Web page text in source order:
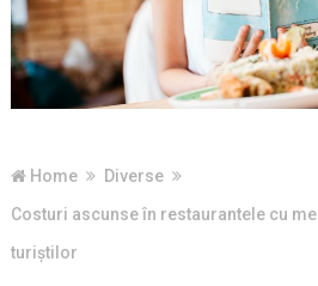
Home
Diverse
Costuri ascunse în restaurantele cu
turiștilor